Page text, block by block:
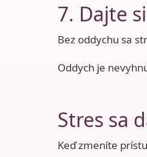
7. Dajte
Bez oddychu sa
Oddych je
Stres sa
Keď zmeníte